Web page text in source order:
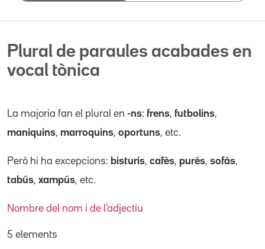
Plural de paraules acabades en
vocal tònica
La majoria fan el plural en -ns: frens, futbolins,
maniquins, marroquins, oportuns, etc.
Però hi ha excepcions: bisturís, cafès, purés, sofàs,
tabús, xampús, etc.
Nombre del nom i de l'adjectiu
5 elements